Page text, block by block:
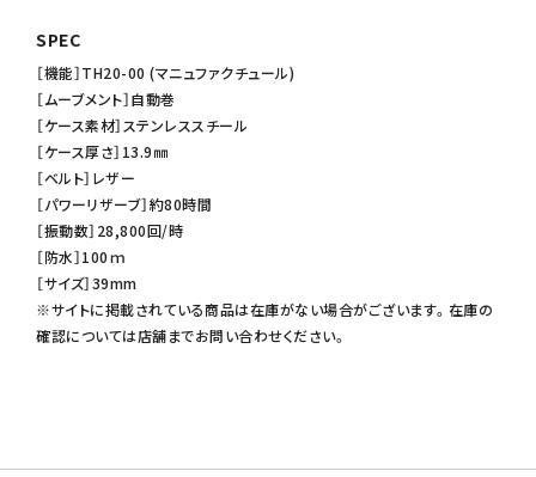
SPEC
［機能］TH20-00 (マニュファクチュール)
［ムーブメント］自動巻
［ケース素材］ステンレススチール
［ケース厚さ］13.9㎜
［ベルト］レザー
［パワーリザーブ］約80時間
［振動数］28,800回/時
［防水］100ｍ
［サイズ］39mm
※サイトに掲載されている商品は在庫がない場合がございます。在庫の
確認については店舗までお問い合わせください。